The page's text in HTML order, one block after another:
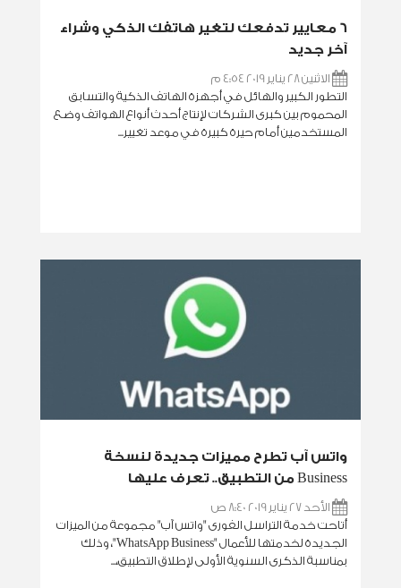
6 معايير تدفعك لتغير هاتفك الذكي وشراء
آخر جديد
الاثنين 28 يناير 2019 4:54 م
التطور الكبير والهائل في أجهزة الهاتف الذكية والتسابق
المحموم بين كبرى الشركات لإنتاج أحدث أنواع الهواتف وضع
المستخدمين أمام حيرة كبيرة في موعد تغيير...
واتس آب تطرح مميزات جديدة لنسخة
Business من التطبيق.. تعرف عليها
الأحد 27 يناير 2019 8:40 ص
أتاحت خدمة التراسل الفورى "واتس آب" مجموعة من الميزات
الجديدة لخدمتها للأعمال "WhatsApp Business"، وذلك
بمناسبة الذكرى السنوية الأولى لإطلاق التطبيق،...